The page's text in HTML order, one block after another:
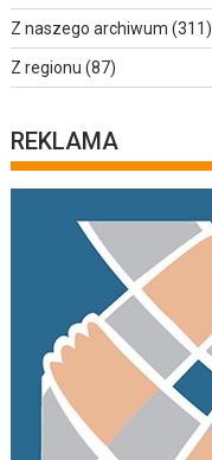
Z naszego archiwum (311)
Z regionu (87)
REKLAMA